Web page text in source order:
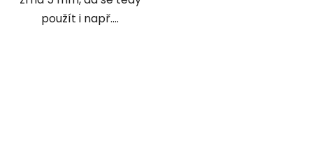
použít i např....